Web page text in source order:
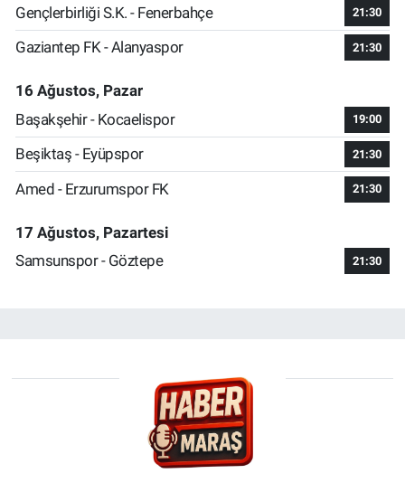
Gençlerbirliği S.K. - Fenerbahçe 21:30
Gaziantep FK - Alanyaspor 21:30
16 Ağustos, Pazar
Başakşehir - Kocaelispor
19:00
Beşiktaş - Eyüpspor 21:30
Amed - Erzurumspor FK 21:30
17 Ağustos, Pazartesi
Samsunspor - Göztepe
21:30